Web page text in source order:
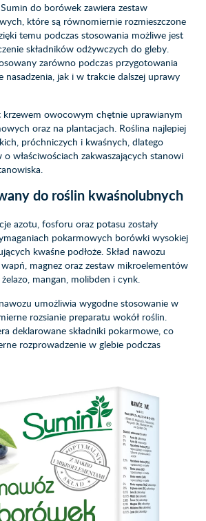
do borówek zawiera zestaw
które są równomiernie rozmieszczone
temu podczas stosowania możliwe jest
składników odżywczych do gleby.
zarówno podczas przygotowania
jak i w trakcie dalszej uprawy
krzewem owocowym chętnie uprawianym
oraz na plantacjach. Roślina najlepiej
próchniczych i kwaśnych, dlatego
właściwościach zakwaszających stanowi
do roślin kwaśnolubnych
azotu, fosforu oraz potasu zostały
pokarmowych borówki wysokiej
kwaśne podłoże. Skład nawozu
wapń, magnez oraz zestaw mikroelementów
mangan, molibden i cynk.
umożliwia wygodne stosowanie w
rozsianie preparatu wokół roślin.
deklarowane składniki pokarmowe, co
rozprowadzenie w glebie podczas